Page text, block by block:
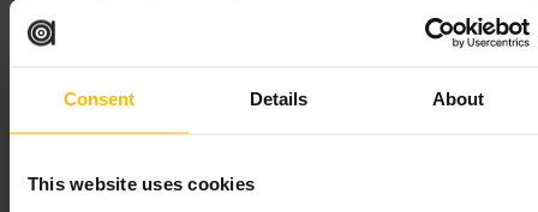
Consent Details About
This website uses cookies
#Uitgaan #Livemuziek